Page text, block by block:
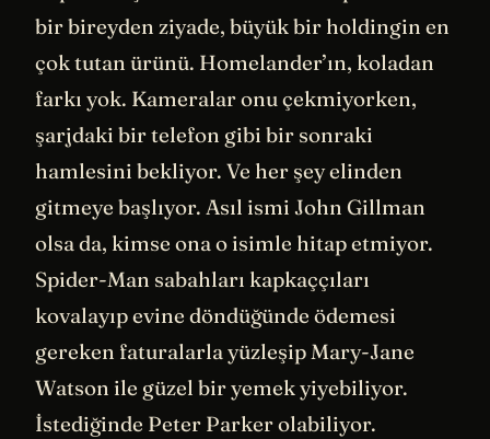
bir bireyden ziyade, büyük bir holdingin en
çok tutan ürünü. Homelander’ın, koladan
farkı yok. Kameralar onu çekmiyorken,
şarjdaki bir telefon gibi bir sonraki
hamlesini bekliyor. Ve her şey elinden
gitmeye başlıyor. Asıl ismi John Gillman
olsa da, kimse ona o isimle hitap etmiyor.
Spider-Man sabahları kapkaççıları
kovalayıp evine döndüğünde ödemesi
gereken faturalarla yüzleşip Mary-Jane
Watson ile güzel bir yemek yiyebiliyor.
İstediğinde Peter Parker olabiliyor.